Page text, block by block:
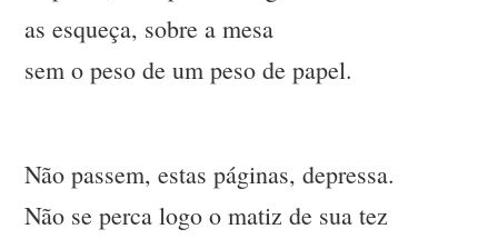
as esqueça, sobre a mesa
sem o peso de um peso de papel.
Não passem, estas páginas, depressa.
Não se perca logo o matiz de sua tez